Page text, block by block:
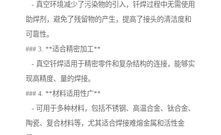
- 真空环境减少了污染物的引入，钎焊过程中无需使用
助焊剂，避免了残留物的产生，提高了接头的清洁度和
可靠性。
### 3. **适合精密加工**
- 真空钎焊适用于精密零件和复杂结构的连接，能够实
现高精度、量的焊接。
### 4. **材料适用性广**
- 可用于多种材料，包括不锈钢、高温合金、钛合金、
陶瓷、复合材料等，尤其适合焊接难熔金属和活性金